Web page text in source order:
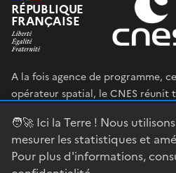
🧑‍🚀 Ici la Terre ! Nous
mesurer les statistiques et
Pour plus d'informations,
RÉPUBLIQUE
FRANÇAISE
A la fois agence de programme,
opérateur spatial, le CNES réunit
en œuvre sa stratégie spatiale.
legifrance.gouv.fr